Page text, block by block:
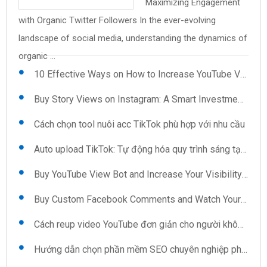
Uploader: Features You
Can't Ignore .cs59BBC98{text-align:left;text-
indent:0pt;margin:12pt 0pt 12pt ...
Maximizing Engagement
with Organic Twitter Followers In the ever-evolving
landscape of social media, understanding the dynamics of
organic ...
mềm quét số điện thoại
trên Google Map Trong thời đại số hóa hiện nay, việc thu
thập ...
pháp cho những ai ngại
giao tiếp Khi xã hội ngày càng phát triển, việc kết nối và ...
Save Time and Effort on
Video Uploads In the fast-paced world of content
creation, efficiency is key, especially when it ...
and Views: The Secret to
Instant Credibility In today's digital landscape, having a
robust presence on platforms like ...
Reup video YouTube: Kỹ thuật và mẹo
10 Effective Ways on How to Increase YouTube Views Automatically
Buy Story Views on Instagram: A Smart Investment for Growth
Cách chọn tool nuôi acc TikTok phù hợp với nhu cầu
Auto upload TikTok: Tự động hóa quy trình sáng tạo nội dung
Buy YouTube View Bot and Increase Your Visibility Now
Buy Custom Facebook Comments and Watch Your Interaction Soar
Cách reup video YouTube đơn giản cho người không chuyên
Hướng dẫn chọn phần mềm SEO chuyên nghiệp phù hợp cho doanh nghiệp